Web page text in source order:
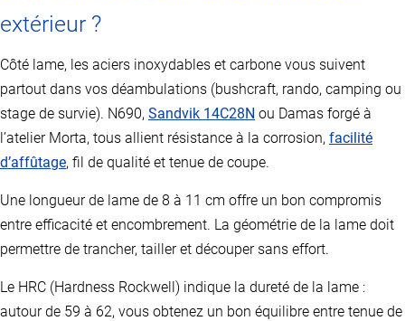
extérieur ?
Côté lame, les aciers inoxydables et carbone vous suivent
partout dans vos déambulations (bushcraft, rando, camping ou
stage de survie). N690, Sandvik 14C28N ou Damas forgé à
l’atelier Morta, tous allient résistance à la corrosion, facilité
d’affûtage, fil de qualité et tenue de coupe.
Une longueur de lame de 8 à 11 cm offre un bon compromis
entre efficacité et encombrement. La géométrie de la lame doit
permettre de trancher, tailler et découper sans effort.
Le HRC (Hardness Rockwell) indique la dureté de la lame :
autour de 59 à 62, vous obtenez un bon équilibre entre tenue de